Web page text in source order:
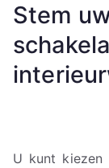
Stem
U kunt kiezen